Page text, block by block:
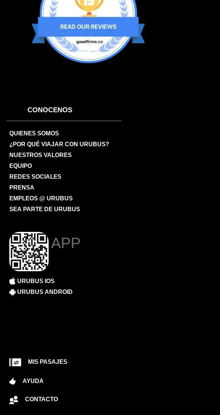
CONOCENOS
QUIENES SOMOS
¿POR QUÉ VIAJAR CON URUBUS?
NUESTROS VALORES
EQUIPO
REDES SOCIALES
PRENSA
EMPLEOS @ URUBUS
SEA PARTE DE URUBUS
APP
URUBUS IOS
URUBUS ANDROID
MIS PASAJES
AYUDA
CONTACTO